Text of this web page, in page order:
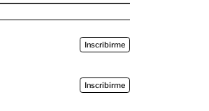
Inscribirme
Inscribirme